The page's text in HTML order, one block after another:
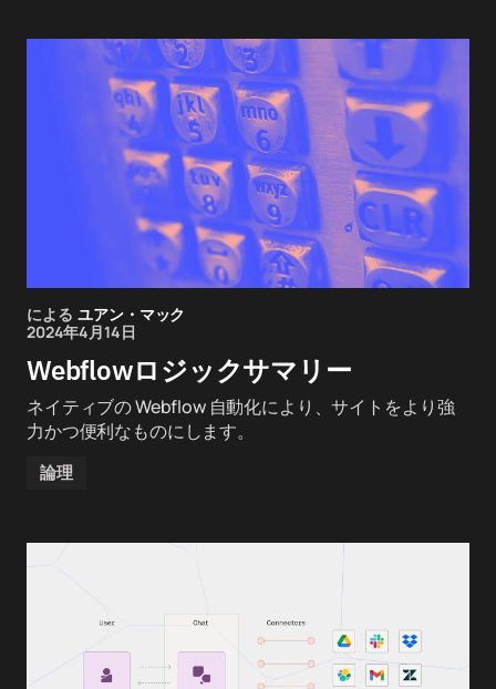
による ユアン・マック
2024年4月14日
Webflowロジックサマリー
ネイティブの Webflow 自動化により、サイトをより強
力かつ便利なものにします。
論理